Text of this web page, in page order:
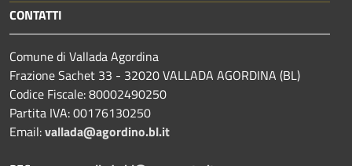
CONTATTI
Comune di Vallada Agordina
Frazione Sachet 33 - 32020 VALLADA AGORDINA (BL)
Codice Fiscale: 80002490250
Partita IVA: 00176130250
Email:vallada@agordino.bl.it